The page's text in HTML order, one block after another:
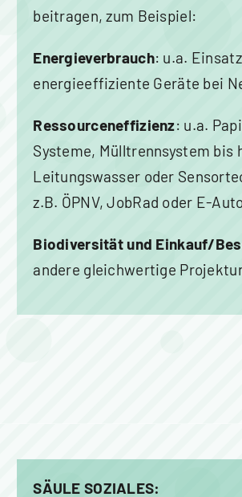
beitragen, zum Beispiel:
Energieverbrauch: u.a.
energieeffiziente Geräte bei
Ressourceneffizienz: u.a.
Systeme, Mülltrennsystem bis
Leitungswasser oder
z.B. ÖPNV, JobRad oder E-
Biodiversität und Einkauf/
andere gleichwertige
SÄULE SOZIALES: